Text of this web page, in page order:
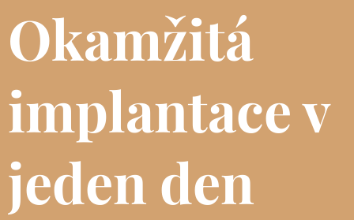
Okamžitá
implantace v
jeden den